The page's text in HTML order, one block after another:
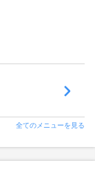
全てのメニューを見る